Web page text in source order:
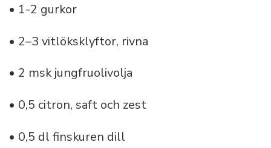
• 1-2 gurkor
• 2–3 vitlöksklyftor, rivna
• 2 msk jungfruolivolja
• 0,5 citron, saft och zest
• 0,5 dl finskuren dill